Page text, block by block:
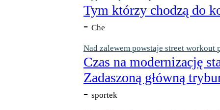
Tym którzy chodzą do
- Che
Nad zalewem powstaje street workout
Czas na modernizację
Zadaszoną główną
- sportek